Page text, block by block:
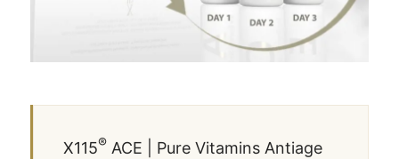
X115® ACE | Pure Vitamins Antiage